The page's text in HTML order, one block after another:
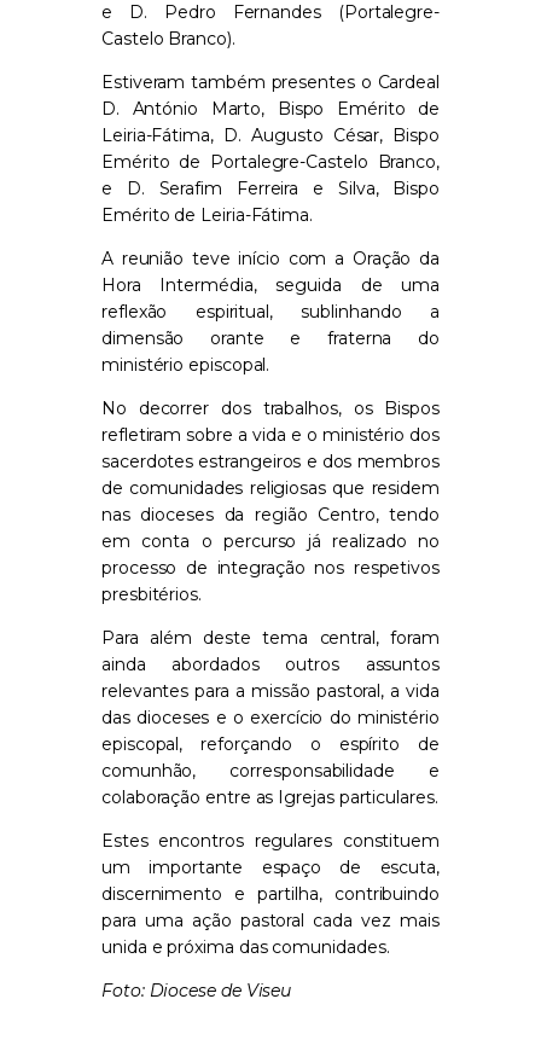
e D. Pedro Fernandes (Portalegre-
Castelo Branco).
Estiveram também presentes o Cardeal
D. António Marto, Bispo Emérito de
Leiria-Fátima, D. Augusto César, Bispo
Emérito de Portalegre-Castelo Branco,
e D. Serafim Ferreira e Silva, Bispo
Emérito de Leiria-Fátima.
A reunião teve início com a Oração da
Hora Intermédia, seguida de uma
reflexão espiritual, sublinhando a
dimensão orante e fraterna do
ministério episcopal.
No decorrer dos trabalhos, os Bispos
refletiram sobre a vida e o ministério dos
sacerdotes estrangeiros e dos membros
de comunidades religiosas que residem
nas dioceses da região Centro, tendo
em conta o percurso já realizado no
processo de integração nos respetivos
presbitérios.
Para além deste tema central, foram
ainda abordados outros assuntos
relevantes para a missão pastoral, a vida
das dioceses e o exercício do ministério
episcopal, reforçando o espírito de
comunhão, corresponsabilidade e
colaboração entre as Igrejas particulares.
Estes encontros regulares constituem
um importante espaço de escuta,
discernimento e partilha, contribuindo
para uma ação pastoral cada vez mais
unida e próxima das comunidades.
Foto: Diocese de Viseu